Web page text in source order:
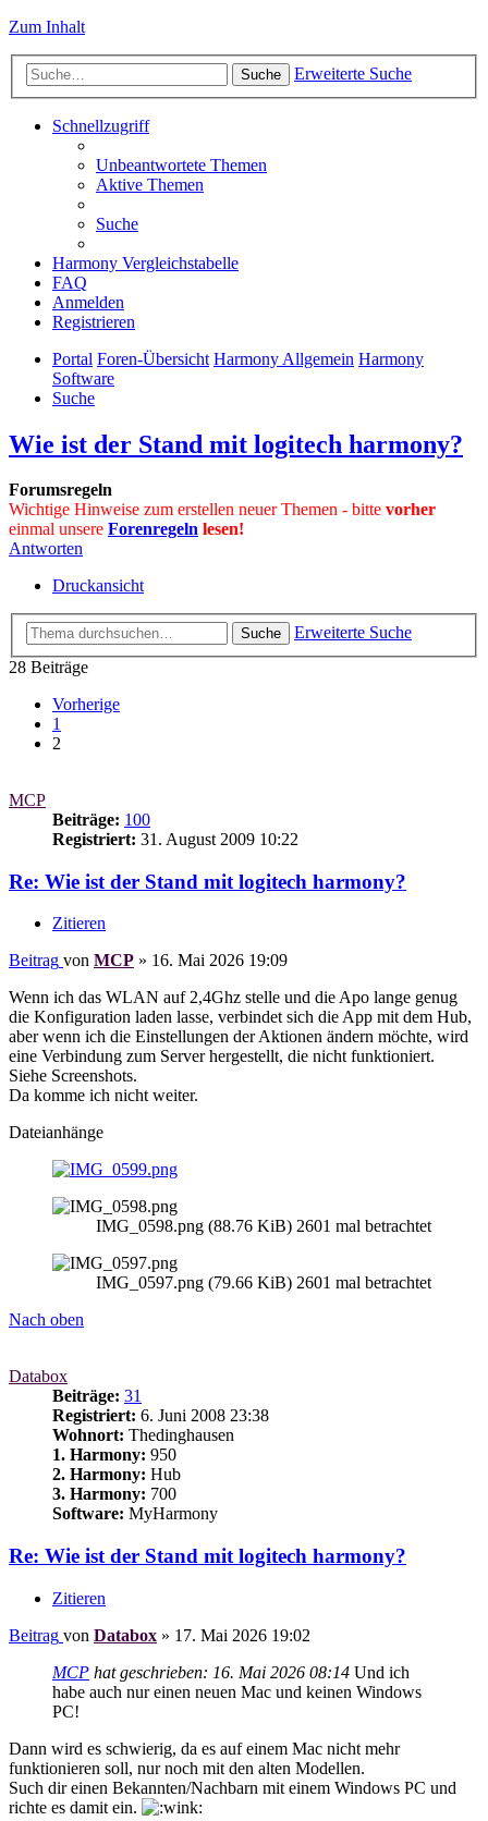
Zum Inhalt
Suche Erweiterte Suche
Schnellzugriff
Unbeantwortete Themen
Aktive Themen
Suche
Harmony Vergleichstabelle
FAQ
Anmelden
Registrieren
Portal Foren-Übersicht Harmony Allgemein Harmony
Software
Suche
Wie ist der Stand mit logitech harmony?
Forumsregeln
Wichtige Hinweise zum erstellen neuer Themen - bitte vorher
einmal unsere Forenregeln lesen!
Antworten
Druckansicht
Suche
Erweiterte Suche
28 Beiträge
Vorherige
1
2
MCP
Beiträge: 100
Registriert: 31. August 2009 10:22
Re: Wie ist der Stand mit logitech harmony?
Zitieren
Beitrag von MCP » 16. Mai 2026 19:09
Wenn ich das WLAN auf 2,4Ghz stelle und die Apo lange genug
die Konfiguration laden lasse, verbindet sich die App mit dem Hub,
aber wenn ich die Einstellungen der Aktionen ändern möchte, wird
eine Verbindung zum Server hergestellt, die nicht funktioniert.
Siehe Screenshots.
Da komme ich nicht weiter.
Dateianhänge
IMG_0598.png (88.76 KiB) 2601 mal betrachtet
IMG_0597.png (79.66 KiB) 2601 mal betrachtet
Nach oben
Databox
Beiträge: 31
Registriert: 6. Juni 2008 23:38
Wohnort: Thedinghausen
1. Harmony: 950
2. Harmony: Hub
3. Harmony: 700
Software: MyHarmony
Re: Wie ist der Stand mit logitech harmony?
Zitieren
Beitrag von Databox » 17. Mai 2026 19:02
MCP hat geschrieben: 16. Mai 2026 08:14 Und ich
habe auch nur einen neuen Mac und keinen Windows
PC!
Dann wird es schwierig, da es auf einem Mac nicht mehr
funktionieren soll, nur noch mit den alten Modellen.
Such dir einen Bekannten/Nachbarn mit einem Windows PC und
richte es damit ein.